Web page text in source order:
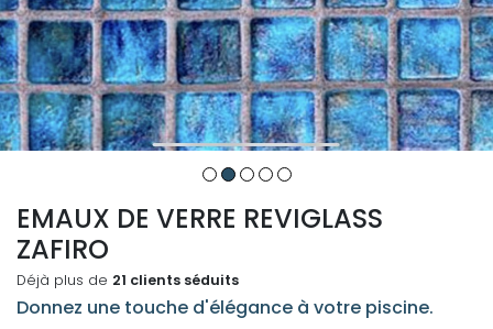
EMAUX DE VERRE REVIGLASS
ZAFIRO
Déjà plus de 21 clients séduits
Donnez une touche d'élégance à votre piscine.